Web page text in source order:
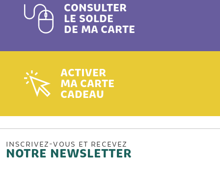
CONSULTER
LE SOLDE
DE MA CARTE
ACTIVER
MA CARTE
CADEAU
INSCRIVEZ-VOUS ET RECEVEZ
NOTRE NEWSLETTER